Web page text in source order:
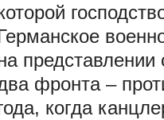
фронта –
когда